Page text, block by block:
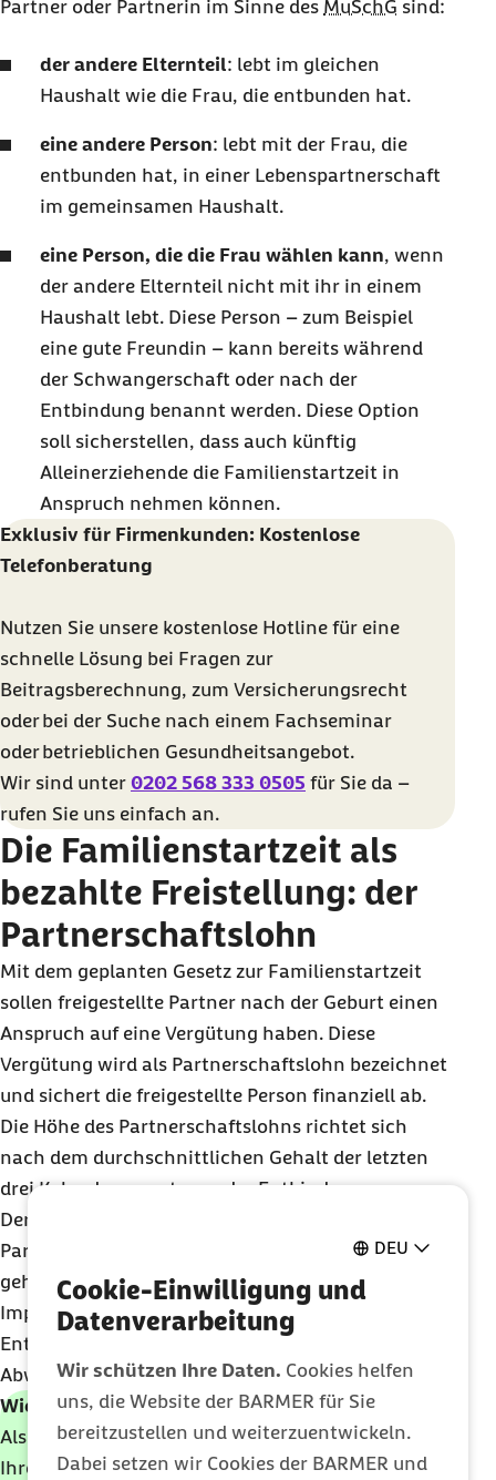
DEU
Cookie-Einwilligung und
Datenverarbeitung
Wir schützen Ihre Daten. Cookies helfen
uns, die Website der BARMER für Sie
bereitzustellen und weiterzuentwickeln.
Dabei setzen wir Cookies der BARMER und
Partner oder Partnerin im Sinne des MuSchG sind:
der andere Elternteil: lebt im gleichen
Haushalt wie die Frau, die entbunden hat.
eine andere Person: lebt mit der Frau, die
entbunden hat, in einer Lebenspartnerschaft
im gemeinsamen Haushalt.
eine Person, die die Frau wählen kann, wenn
der andere Elternteil nicht mit ihr in einem
Haushalt lebt. Diese Person – zum Beispiel
eine gute Freundin – kann bereits während
der Schwangerschaft oder nach der
Entbindung benannt werden. Diese Option
soll sicherstellen, dass auch künftig
Alleinerziehende die Familienstartzeit in
Anspruch nehmen können.
Exklusiv für Firmenkunden: Kostenlose
Telefonberatung
Nutzen Sie unsere kostenlose Hotline für eine
schnelle Lösung bei Fragen zur
Beitragsberechnung, zum Versicherungsrecht
oder bei der Suche nach einem Fachseminar
oder betrieblichen Gesundheitsangebot.
Wir sind unter 0202 568 333 0505 für Sie da –
rufen Sie uns einfach an.
Die Familienstartzeit als
bezahlte Freistellung: der
Partnerschaftslohn
Mit dem geplanten Gesetz zur Familienstartzeit
sollen freigestellte Partner nach der Geburt einen
Anspruch auf eine Vergütung haben. Diese
Vergütung wird als Partnerschaftslohn bezeichnet
und sichert die freigestellte Person finanziell ab.
Die Höhe des Partnerschaftslohns richtet sich
nach dem durchschnittlichen Gehalt der letzten
drei Kalendermonate vor der Entbindung.
Der Verwaltungsaufwand für die
Partnerfreistellung soll so gering wie möglich
gehalten werden. Deswegen ist eine
Implementierung in bestehende
Entgeltprogramme vorgesehen – als neue Art der
Abwesenheit.
Wichtig zu wissen:
Als Arbeitgeber müssen nicht Sie die Kosten für
Ihre Beschäftigten tragen, wenn diese die